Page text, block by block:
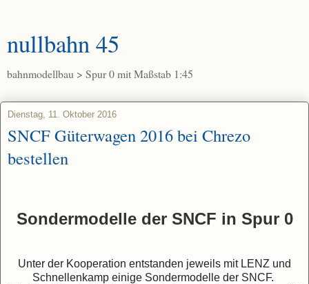
nullbahn 45
bahnmodellbau > Spur 0 mit Maßstab 1:45
Dienstag, 11. Oktober 2016
SNCF Güterwagen 2016 bei Chrezo
bestellen
Sondermodelle der SNCF in Spur 0
Unter der Kooperation entstanden jeweils mit LENZ und
Schnellenkamp einige Sondermodelle der SNCF.